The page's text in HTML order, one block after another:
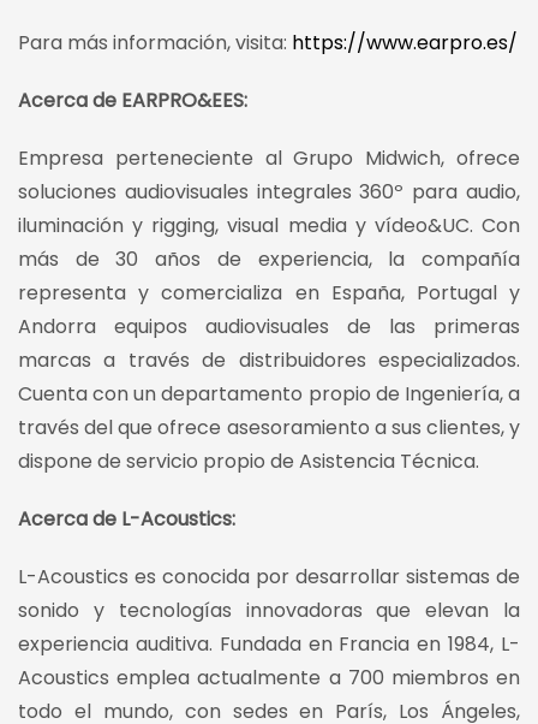
Para más información, visita: https://www.earpro.es/
Acerca de EARPRO&EES:
Empresa perteneciente al Grupo Midwich, ofrece
soluciones audiovisuales integrales 360º para audio,
iluminación y rigging, visual media y vídeo&UC. Con
más de 30 años de experiencia, la compañía
representa y comercializa en España, Portugal y
Andorra equipos audiovisuales de las primeras
marcas a través de distribuidores especializados.
Cuenta con un departamento propio de Ingeniería, a
través del que ofrece asesoramiento a sus clientes, y
dispone de servicio propio de Asistencia Técnica.
Acerca de L-Acoustics:
L-Acoustics es conocida por desarrollar sistemas de
sonido y tecnologías innovadoras que elevan la
experiencia auditiva. Fundada en Francia en 1984, L-
Acoustics emplea actualmente a 700 miembros en
todo el mundo, con sedes en París, Los Ángeles,